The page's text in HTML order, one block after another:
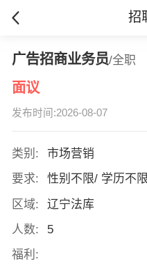
招
广告招商业务员/全职
面议
发布时间:2026-08-07
类别:
市场营销
要求:
性别不限/ 学历不
区域:
辽宁法库
人数:
5
福利: